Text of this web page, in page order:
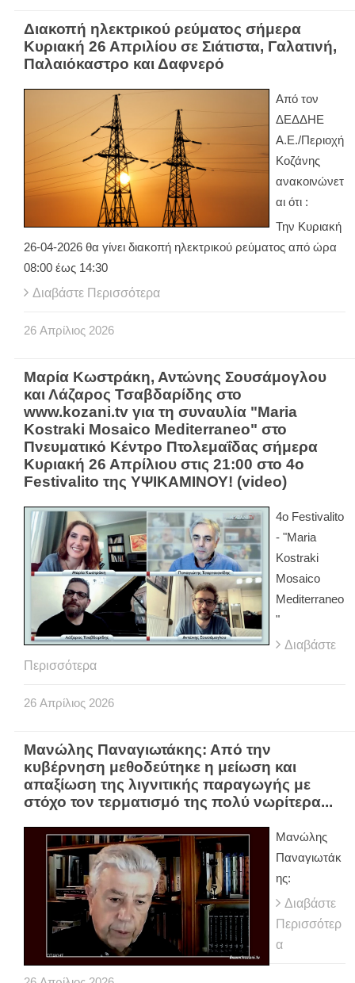
Διακοπή ηλεκτρικού ρεύματος σήμερα
Κυριακή 26 Απριλίου σε Σιάτιστα, Γαλατινή,
Παλαιόκαστρο και Δαφνερό
Από τον
ΔΕΔΔΗΕ
Α.Ε./Περιοχή
Κοζάνης
ανακοινώνετ
αι ότι :
Την Κυριακή
26-04-2026 θα γίνει διακοπή ηλεκτρικού ρεύματος από ώρα
08:00 έως 14:30
Διαβάστε Περισσότερα
26 Απρίλιος 2026
Μαρία Κωστράκη, Αντώνης Σουσάμογλου
και Λάζαρος Τσαβδαρίδης στο
www.kozani.tv για τη συναυλία "Maria
Kostraki Mosaico Mediterraneo" στο
Πνευματικό Κέντρο Πτολεμαΐδας σήμερα
Κυριακή 26 Απρίλιου στις 21:00 στο 4ο
Festivalito της ΥΨΙΚΑΜΙΝΟΥ! (video)
4ο Festivalito
- "Maria
Kostraki
Mosaico
Mediterraneo
"
Διαβάστε
Περισσότερα
26 Απρίλιος 2026
Μανώλης Παναγιωτάκης: Από την
κυβέρνηση μεθοδεύτηκε η μείωση και
απαξίωση της λιγνιτικής παραγωγής με
στόχο τον τερματισμό της πολύ νωρίτερα...
Μανώλης
Παναγιωτάκ
ης:
Διαβάστε
Περισσότερ
α